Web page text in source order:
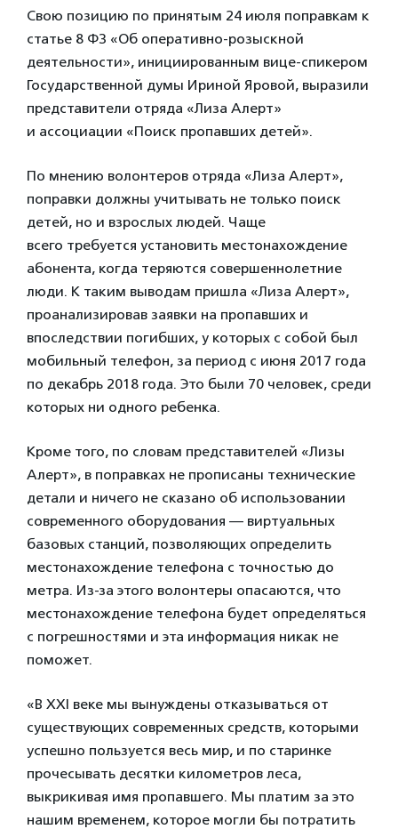
Свою позицию по принятым 24 июля поправкам к
статье 8 ФЗ «Об оперативно-розыскной
деятельности», инициированным вице-спикером
Государственной думы Ириной Яровой, выразили
представители отряда «Лиза Алерт»
и ассоциации «Поиск пропавших детей».
По мнению волонтеров отряда «Лиза Алерт»,
поправки должны учитывать не только поиск
детей, но и взрослых людей. Чаще
всего требуется установить местонахождение
абонента, когда теряются совершеннолетние
люди. К таким выводам пришла «Лиза Алерт»,
проанализировав заявки на пропавших и
впоследствии погибших, у которых с собой был
мобильный телефон, за период с июня 2017 года
по декабрь 2018 года. Это были 70 человек, среди
которых ни одного ребенка.
Кроме того, по словам представителей «Лизы
Алерт», в поправках не прописаны технические
детали и ничего не сказано об использовании
современного оборудования — виртуальных
базовых станций, позволяющих определить
местонахождение телефона с точностью до
метра. Из-за этого волонтеры опасаются, что
местонахождение телефона будет определяться
с погрешностями и эта информация никак не
поможет.
«В XXI веке мы вынуждены отказываться от
существующих современных средств, которыми
успешно пользуется весь мир, и по старинке
прочесывать десятки километров леса,
выкрикивая имя пропавшего. Мы платим за это
нашим временем, которое могли бы потратить